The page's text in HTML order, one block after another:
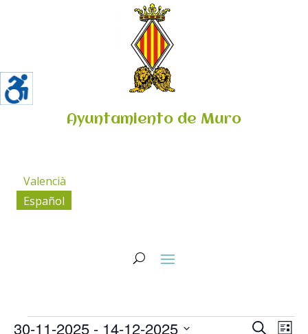
Ayuntamiento de Muro
Valencià
Español
Eventos Buscar
30-11-2025 - 14-12-2025